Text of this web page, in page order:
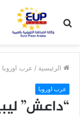
عن
الرئيسية / عرب اوروبا
عرب اوروبا
“داعش”